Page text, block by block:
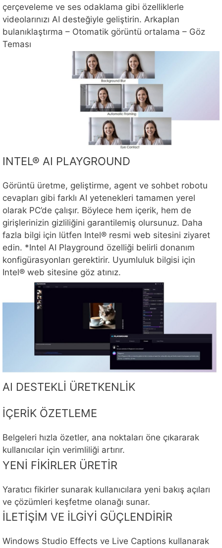
çerçeveleme ve ses odaklama gibi özelliklerle
videolarınızı AI desteğiyle geliştirin. Arkaplan
bulanıklaştırma – Otomatik görüntü ortalama – Göz
Teması
INTEL® AI PLAYGROUND
Görüntü üretme, geliştirme, agent ve sohbet robotu
cevapları gibi farklı AI yetenekleri tamamen yerel
olarak PC’de çalışır. Böylece hem içerik, hem de
girişlerinizin gizliliğini garantilemiş olursunuz. Daha
fazla bilgi için lütfen Intel® resmi web sitesini ziyaret
edin. *Intel AI Playground özelliği belirli donanım
konfigürasyonları gerektirir. Uyumluluk bilgisi için
Intel® web sitesine göz atınız.
AI DESTEKLİ ÜRETKENLİK
İÇERİK ÖZETLEME
Belgeleri hızla özetler, ana noktaları öne çıkararak
kullanıcılar için verimliliği artırır.
YENİ FİKİRLER ÜRETİR
Yaratıcı fikirler sunarak kullanıcılara yeni bakış açıları
ve çözümleri keşfetme olanağı sunar.
İLETİŞİM VE İLGİYİ GÜÇLENDİRİR
Windows Studio Effects ve Live Captions kullanarak